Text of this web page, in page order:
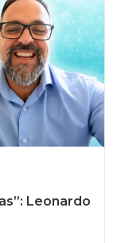
Leonardo